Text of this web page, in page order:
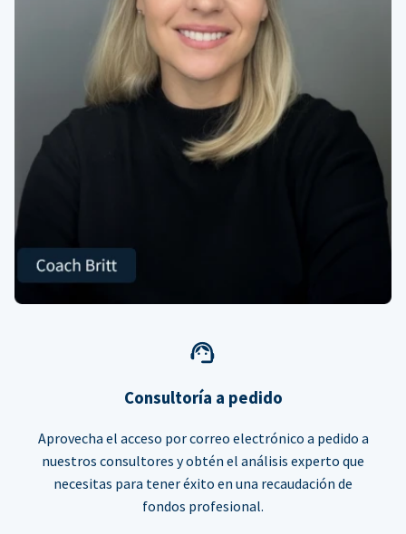
Consultoría a pedido
Aprovecha el acceso por correo electrónico a pedido a
nuestros consultores y obtén el análisis experto que
necesitas para tener éxito en una recaudación de
fondos profesional.